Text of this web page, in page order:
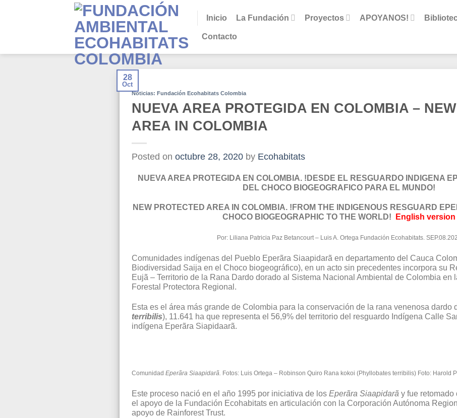
Inicio La Fundación Proyectos APOYANOS!
Contacto
28
Oct
Noticias: Fundación Ecohabitats Colombia
NUEVA AREA PROTEGIDA EN COLOMBIA –
AREA IN COLOMBIA
Posted on octubre 28, 2020 by Ecohabitats
NUEVA AREA PROTEGIDA EN COLOMBIA. !DESDE EL RESGUARDO INDIGENA
DEL CHOCO BIOGEOGRAFICO PARA EL MUNDO!
NEW PROTECTED AREA IN COLOMBIA. !FROM THE INDIGENOUS RESGUARD
CHOCO BIOGEOGRAPHIC TO THE WORLD!
English version
Por: Liliana Patricia Paz Betancourt – Luis A. Ortega Fundación Ecohabitats.
Comunidades indígenas del Pueblo Eperãra Siaapidarã en departamento del Cauca
Biodiversidad Saija en el Choco biogeográfico), en un acto sin precedentes incorpora su
Eujã – Territorio de la Rana Dardo dorado al Sistema Nacional Ambiental de Colombia en
Forestal Protectora Regional.
Esta es el área más grande de Colombia para la conservación de la rana venenosa dardo
terribilis), 11.641 ha que representa el 56,9% del territorio del resguardo Indígena Calle
indígena Eperãra Siapidaarã.
Comunidad Eperãra Siaapidarã. Fotos: Luis Ortega – Robinson Quiro Rana kokoi (Phyllobates terribilis) Foto: Harold
Este proceso nació en el año 1995 por iniciativa de los Eperãra Siaapidarã y fue retomado
el apoyo de la Fundación Ecohabitats en articulación con la Corporación Autónoma
apoyo de Rainforest Trust.